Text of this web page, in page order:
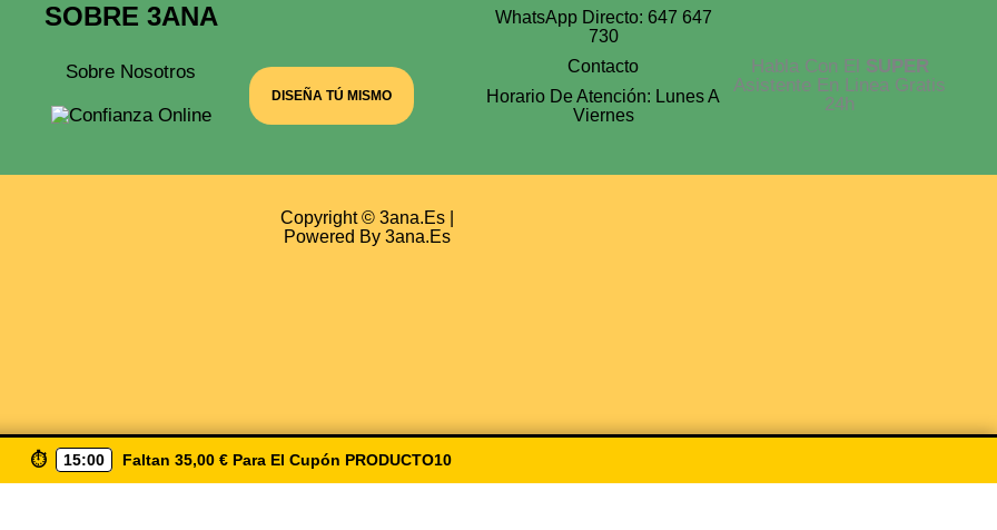
SOBRE 3ANA
Sobre Nosotros
DISEÑA TÚ MISMO
WhatsApp Directo: 647 647
730
Contacto
Horario De Atención: Lunes A
Viernes
Habla Con El SUPER
Asistente En Linea Gratis
24h
Copyright © 3ana.es |
Powered By 3ana.es
⏱️ 15:00 Faltan 35,00 € Para El Cupón PRODUCTO10